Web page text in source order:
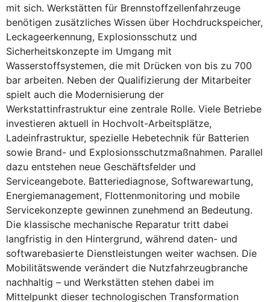
mit sich. Werkstätten für Brennstoffzellenfahrzeuge
benötigen zusätzliches Wissen über Hochdruckspeicher,
Leckageerkennung, Explosionsschutz und
Sicherheitskonzepte im Umgang mit
Wasserstoffsystemen, die mit Drücken von bis zu 700
bar arbeiten. Neben der Qualifizierung der Mitarbeiter
spielt auch die Modernisierung der
Werkstattinfrastruktur eine zentrale Rolle. Viele Betriebe
investieren aktuell in Hochvolt-Arbeitsplätze,
Ladeinfrastruktur, spezielle Hebetechnik für Batterien
sowie Brand- und Explosionsschutzmaßnahmen. Parallel
dazu entstehen neue Geschäftsfelder und
Serviceangebote. Batteriediagnose, Softwarewartung,
Energiemanagement, Flottenmonitoring und mobile
Servicekonzepte gewinnen zunehmend an Bedeutung.
Die klassische mechanische Reparatur tritt dabei
langfristig in den Hintergrund, während daten- und
softwarebasierte Dienstleistungen weiter wachsen. Die
Mobilitätswende verändert die Nutzfahrzeugbranche
nachhaltig – und Werkstätten stehen dabei im
Mittelpunkt dieser technologischen Transformation